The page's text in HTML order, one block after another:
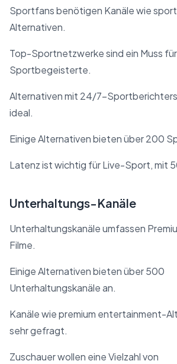
Sportfans benötigen Kanäle wie
Alternativen.
Top-Sportnetzwerke sind ein Muss für
Sportbegeisterte.
Alternativen mit 24/7-
ideal.
Einige Alternativen bieten über 200
Latenz ist wichtig für Live-Sport, mit
Unterhaltungs-Kanäle
Unterhaltungskanäle umfassen
Filme.
Einige Alternativen bieten über 500
Unterhaltungskanäle an.
Kanäle wie premium entertainment-
sehr gefragt.
Zuschauer wollen eine Vielzahl von